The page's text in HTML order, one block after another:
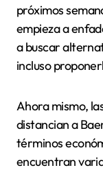
próximos
empieza a
a buscar
incluso
Ahora mismo,
distancian a
términos
encuentran